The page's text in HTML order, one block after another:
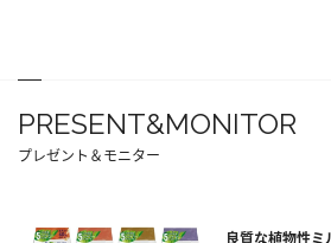
PRESENT&MONITOR
プレゼント＆モニター